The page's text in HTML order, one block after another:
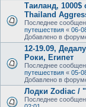
Таиланд, 1000$
Thailand
Последнее
путешествия « 06-
Добавлено в
12-19.09,
Роки, Египет
Последнее
путешествия « 05-
Добавлено в
Лодки Zodiac /
Последнее